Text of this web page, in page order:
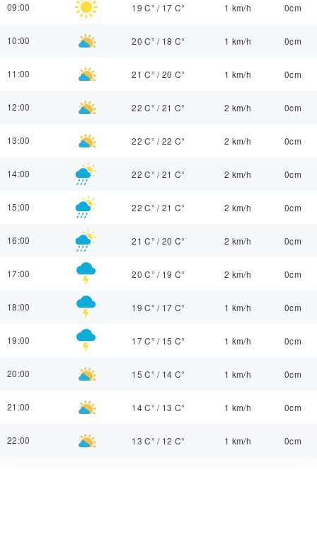
09:00 19 C° / 17 C° 1 km/h 0cm
10:00 20 C° / 18 C° 1 km/h 0cm
11:00 21 C° /20 C° 1 km/h 0cm
12:00 22 C° /21 C° 2 km/h 0cm
13:00 22 C° /22 C° 2 km/h 0cm
14:00 22 C° /21 C° 2 km/h 0cm
15:00 22 C° /21 C° 2 km/h 0cm
16:00 21 C° /20 C° 2 km/h 0cm
17:00 20 C° / 19 C° 2 km/h 0cm
18:00 19 C° / 17 C° 1 km/h 0cm
19:00 17 C° / 15 C° 1 km/h 0cm
20:00 15 C° / 14 C° 1 km/h 0cm
21:00 14 C° / 13 C° 1 km/h 0cm
22:00 13 C° / 12 C° 1 km/h 0cm